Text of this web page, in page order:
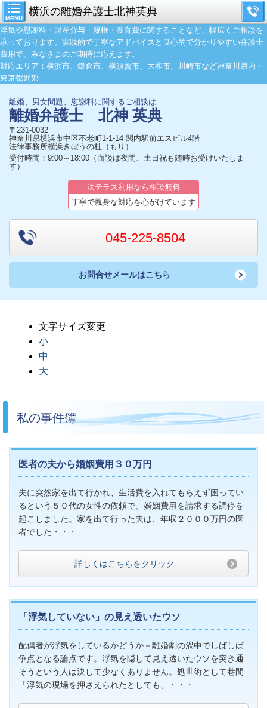
MENU
横浜の離婚弁護士北神英典
浮気や慰謝料・財産分与・親権・養育費に関することなど、幅広くご相談を
承っております。実践的で丁寧なアドバイスと良心的で分かりやすい弁護士
費用で、みなさまのご期待に応えます。
対応エリア：横浜市、鎌倉市、横須賀市、大和市、川崎市など神奈川県内・
東京都近郊
離婚、男女問題、慰謝料に関するご相談は
離婚弁護士 北神 英典
〒231-0032
神奈川県横浜市中区不老町1-1-14 関内駅前エスビル4階
法律事務所横浜きぼうの杜（もり）
受付時間：9:00～18:00（面談は夜間、土日祝も随時お受けいたしま
す）
法テラス利用なら相談無料
丁寧で親身な対応を心がけています
045-225-8504
お問合せメールはこちら
文字サイズ変更
小
中
大
私の事件簿
医者の夫から婚姻費用３０万円
夫に突然家を出て行かれ、生活費を入れてもらえず困ってい
るという５０代の女性の依頼で、婚姻費用を請求する調停を
起こしました。家を出て行った夫は、年収２０００万円の医
者でした・・・
詳しくはこちらをクリック
「浮気していない」の見え透いたウソ
配偶者が浮気をしているかどうか－離婚劇の渦中でしばしば
争点となる論点です。浮気を隠して見え透いたウソを突き通
そうという人は決して少なくありません。処世術として巷間
「浮気の現場を押さえられたとしても、・・・